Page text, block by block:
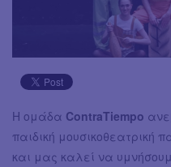
Η ομάδα ContraTiempo
παιδική μουσικοθεατρική
και μας καλεί να